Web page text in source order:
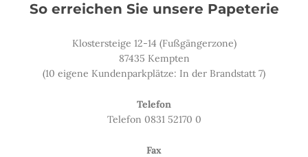
So erreichen Sie unsere Papeterie
Klostersteige 12-14 (Fußgängerzone)
87435 Kempten
(10 eigene Kundenparkplätze: In der Brandstatt 7)
Telefon
Telefon 0831 52170 0
Fax